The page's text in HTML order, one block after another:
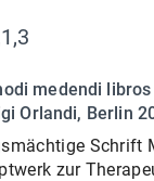
medendi
Orlandi, Berlin
Schrift
zur